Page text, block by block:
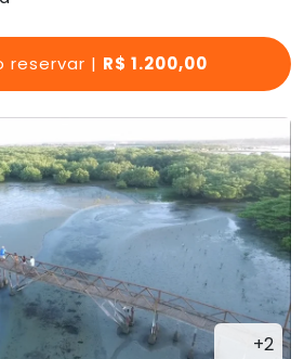
reservar | R$ 1.200,00
+2